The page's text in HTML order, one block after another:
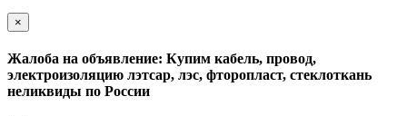
×
Жалоба на объявление: Купим кабель, провод,
электроизоляцию лэтсар, лэс, фторопласт, стеклоткань
неликвиды по России